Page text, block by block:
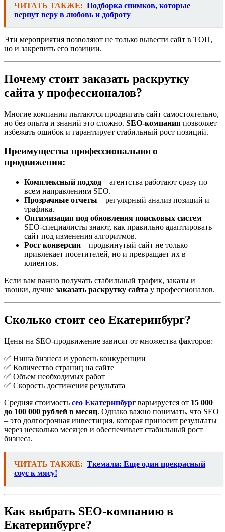
ЧИТАТЬ ТАКЖЕ: Подборка снимков, которые
вернут веру в любовь и доброту
Эти мероприятия позволяют не только вывести сайт в ТОП,
но и закрепить его позиции.
Почему стоит заказать раскрутку
сайта у профессионалов?
Многие компании пытаются продвигать сайт самостоятельно,
но без опыта и знаний это сложно. SEO-компания позволяет
избежать ошибок и гарантирует стабильный рост позиций.
Преимущества профессионального
продвижения:
Комплексный подход – агентства работают сразу по
всем направлениям SEO.
Прозрачные отчеты – регулярный анализ позиций и
трафика.
Оптимизация под обновления поисковых систем –
SEO-специалисты знают, как правильно адаптировать
сайт под изменения алгоритмов.
Рост конверсии – продвинутый сайт не только
привлекает посетителей, но и превращает их в
клиентов.
Если вам важно получать стабильный трафик, заказы и
звонки, лучше заказать раскрутку сайта у профессионалов.
Сколько стоит сео Екатеринбург?
Цены на SEO-продвижение зависят от множества факторов:
✅ Ниша бизнеса и уровень конкуренции
✅ Количество страниц на сайте
✅ Объем необходимых работ
✅ Скорость достижения результата
Средняя стоимость сео Екатеринбург варьируется от 15 000
до 100 000 рублей в месяц. Однако важно понимать, что SEO
– это долгосрочная инвестиция, которая приносит результаты
через несколько месяцев и обеспечивает стабильный рост
бизнеса.
ЧИТАТЬ ТАКЖЕ: Ткемали: Еще один прекрасный
соус к мясу!
Как выбрать SEO-компанию в
Екатеринбурге?